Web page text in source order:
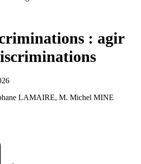
: agir
LAMAIRE, M. Michel MINE